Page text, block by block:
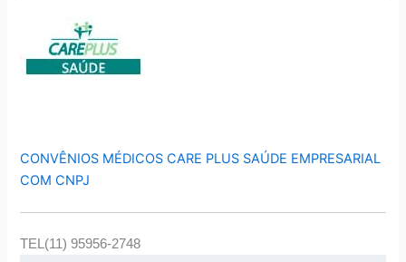
CONVÊNIOS MÉDICOS CARE PLUS SAÚDE EMPRESARIAL
COM CNPJ
TEL(11) 95956-2748